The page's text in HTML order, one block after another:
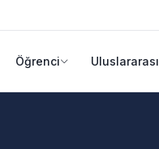
Öğrenci Uluslararası